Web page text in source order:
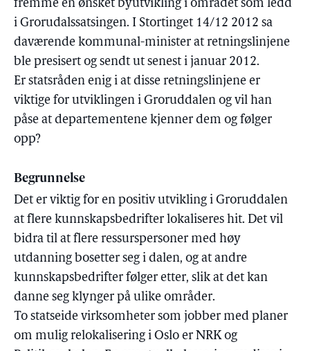
fremme en ønsket byutvikling i området som ledd
i Grorudalssatsingen. I Stortinget 14/12 2012 sa
daværende kommunal-minister at retningslinjene
ble presisert og sendt ut senest i januar 2012.
Er statsråden enig i at disse retningslinjene er
viktige for utviklingen i Groruddalen og vil han
påse at departementene kjenner dem og følger
opp?
Begrunnelse
Det er viktig for en positiv utvikling i Groruddalen
at flere kunnskapsbedrifter lokaliseres hit. Det vil
bidra til at flere ressurspersoner med høy
utdanning bosetter seg i dalen, og at andre
kunnskapsbedrifter følger etter, slik at det kan
danne seg klynger på ulike områder.
To statseide virksomheter som jobber med planer
om mulig relokalisering i Oslo er NRK og